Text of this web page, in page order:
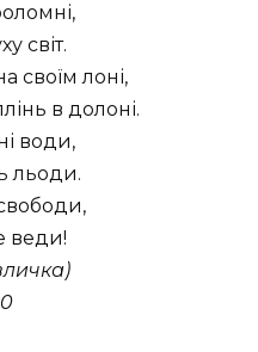
світ.
своїм лоні,
в долоні.
води,
льоди.
веди!